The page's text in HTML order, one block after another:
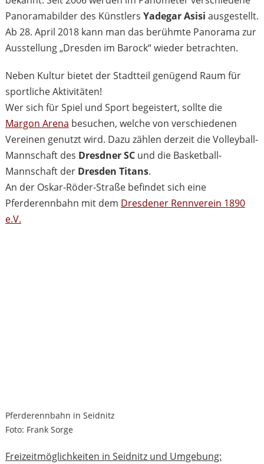
Panoramabilder des Künstlers Yadegar Asisi ausgestellt.
Ab 28. April 2018 kann man das berühmte Panorama zur
Ausstellung „Dresden im Barock“ wieder betrachten.
Neben Kultur bietet der Stadtteil genügend Raum für
sportliche Aktivitäten!
Wer sich für Spiel und Sport begeistert, sollte die
Margon Arena besuchen, welche von verschiedenen
Vereinen genutzt wird. Dazu zählen derzeit die Volleyball-
Mannschaft des Dresdner SCund die Basketball-
Mannschaft derDresden Titans.
An der Oskar-Röder-Straße befindet sich eine
Pferderennbahn mit dem Dresdener Rennverein 1890
e.V.
Pferderennbahn in Seidnitz
Foto: Frank Sorge
Freizeitmöglichkeiten in Seidnitz und Umgebung: